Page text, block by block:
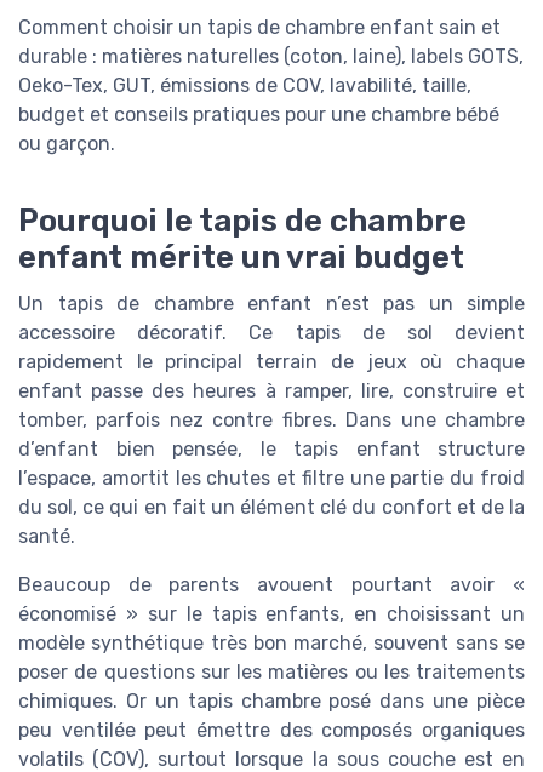
Comment choisir un tapis de chambre enfant sain et
durable : matières naturelles (coton, laine), labels GOTS,
Oeko-Tex, GUT, émissions de COV, lavabilité, taille,
budget et conseils pratiques pour une chambre bébé
ou garçon.
Pourquoi le tapis de chambre
enfant mérite un vrai budget
Un tapis de chambre enfant n’est pas un simple
accessoire décoratif. Ce tapis de sol devient
rapidement le principal terrain de jeux où chaque
enfant passe des heures à ramper, lire, construire et
tomber, parfois nez contre fibres. Dans une chambre
d’enfant bien pensée, le tapis enfant structure
l’espace, amortit les chutes et filtre une partie du froid
du sol, ce qui en fait un élément clé du confort et de la
santé.
Beaucoup de parents avouent pourtant avoir «
économisé » sur le tapis enfants, en choisissant un
modèle synthétique très bon marché, souvent sans se
poser de questions sur les matières ou les traitements
chimiques. Or un tapis chambre posé dans une pièce
peu ventilée peut émettre des composés organiques
volatils (COV), surtout lorsque la sous couche est en